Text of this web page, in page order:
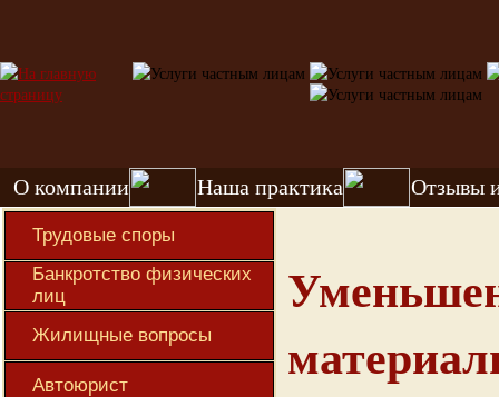
О компании Наша практика Отзывы
Трудовые споры
Банкротство физических
лиц
Жилищные вопросы
Автоюрист